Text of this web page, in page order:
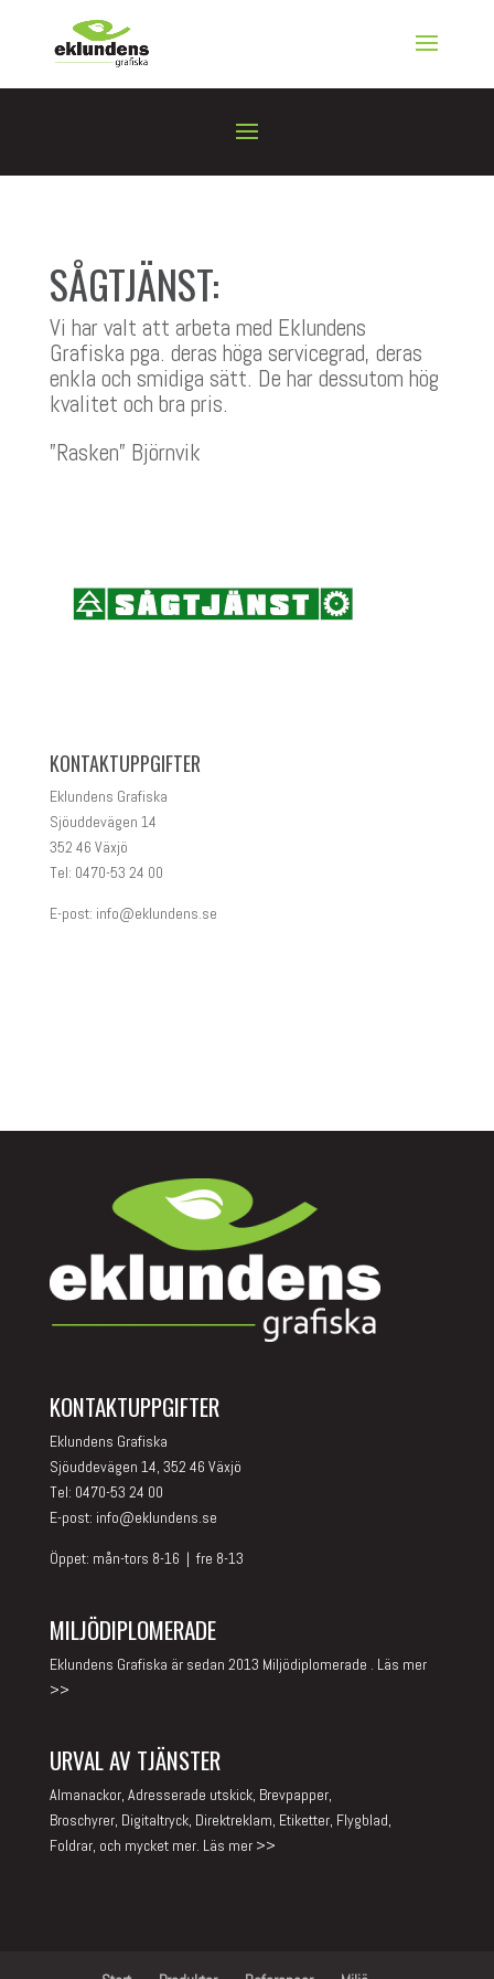
SÅGTJÄNST:
Vi har valt att arbeta med Eklundens
Grafiska pga. deras höga servicegrad, deras
enkla och smidiga sätt. De har dessutom hög
kvalitet och bra pris.
”Rasken” Björnvik
KONTAKTUPPGIFTER
Eklundens Grafiska
Sjöuddevägen 14
352 46 Växjö
Tel: 0470-53 24 00
E-post: info@eklundens.se
KONTAKTUPPGIFTER
Eklundens Grafiska
Sjöuddevägen 14, 352 46 Växjö
Tel: 0470-53 24 00
E-post: info@eklundens.se
Öppet: mån-tors 8-16 | fre 8-13
MILJÖDIPLOMERADE
Eklundens Grafiska är sedan 2013 Miljödiplomerade . Läs mer
>>
URVAL AV TJÄNSTER
Almanackor, Adresserade utskick, Brevpapper,
Broschyrer, Digitaltryck, Direktreklam, Etiketter, Flygblad,
Foldrar, och mycket mer. Läs mer >>